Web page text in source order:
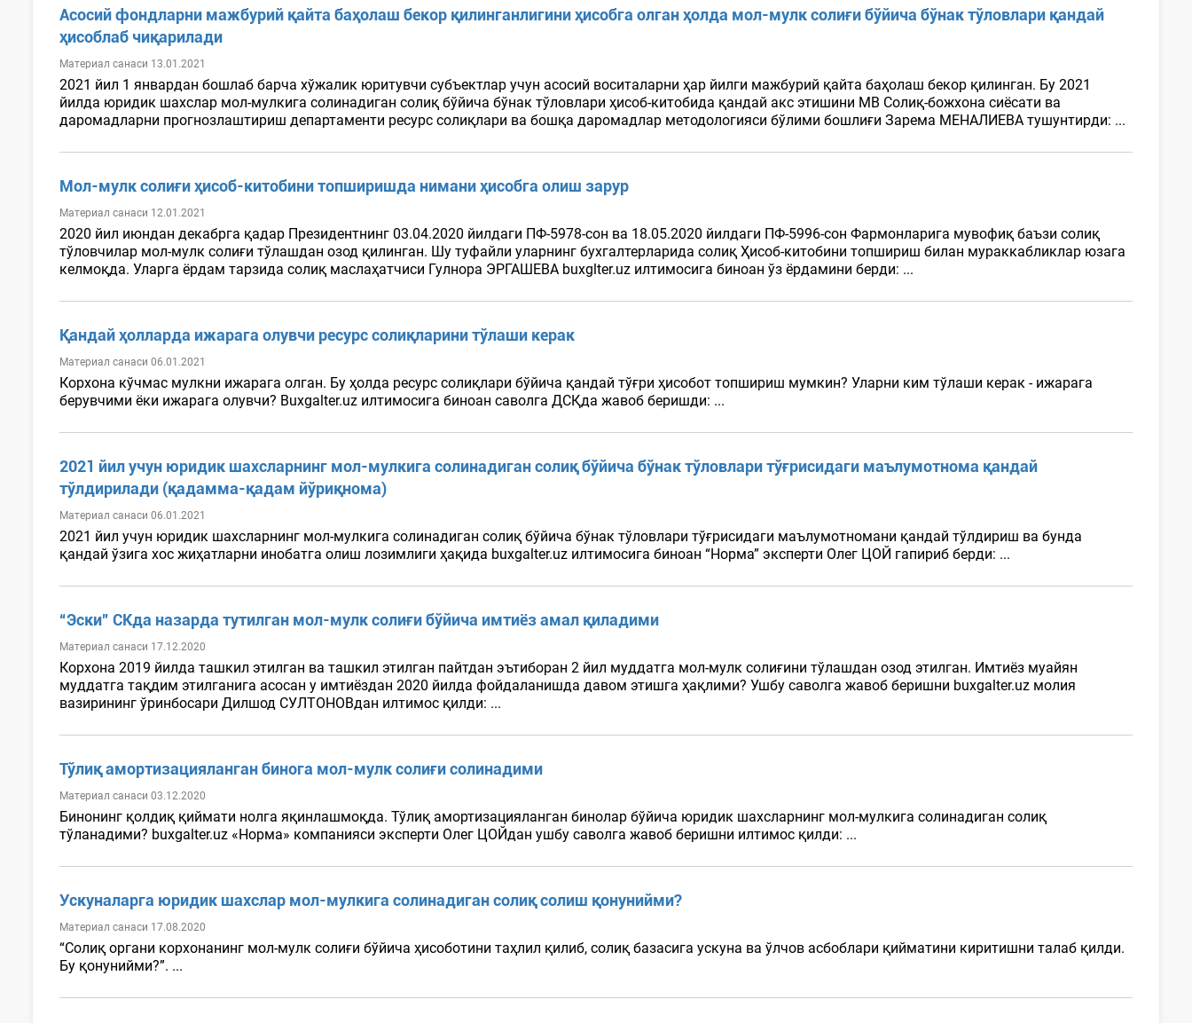
Асосий фондларни мажбурий қайта баҳолаш бекор қилинганлигини ҳисобга олган ҳолда мол-мулк солиғи бўйича бўнак тўловлари қандай
ҳисоблаб чиқарилади
Материал санаси 13.01.2021
2021 йил 1 январдан бошлаб барча хўжалик юритувчи субъектлар учун асосий воситаларни ҳар йилги мажбурий қайта баҳолаш бекор қилинган. Бу 2021
йилда юридик шахслар мол-мулкига солинадиган солиқ бўйича бўнак тўловлари ҳисоб-китобида қандай акс этишини МВ Солиқ-божхона сиёсати ва
даромадларни прогнозлаштириш департаменти ресурс солиқлари ва бошқа даромадлар методологияси бўлими бошлиғи Зарема МЕНАЛИЕВА тушунтирди: ...
Мол-мулк солиғи ҳисоб-китобини топширишда нимани ҳисобга олиш зарур
Материал санаси 12.01.2021
2020 йил июндан декабрга қадар Президентнинг 03.04.2020 йилдаги ПФ-5978-сон ва 18.05.2020 йилдаги ПФ-5996-сон Фармонларига мувофиқ баъзи солиқ
тўловчилар мол-мулк солиғи тўлашдан озод қилинган. Шу туфайли уларнинг бухгалтерларида солиқ Ҳисоб-китобини топшириш билан мураккабликлар юзага
келмоқда. Уларга ёрдам тарзида солиқ маслаҳатчиси Гулнора ЭРГАШЕВА buxglter.uz илтимосига биноан ўз ёрдамини берди: ...
Қандай ҳолларда ижарага олувчи ресурс солиқларини тўлаши керак
Материал санаси 06.01.2021
Корхона кўчмас мулкни ижарага олган. Бу ҳолда ресурс солиқлари бўйича қандай тўғри ҳисобот топшириш мумкин? Уларни ким тўлаши керак - ижарага
берувчими ёки ижарага олувчи? Buxgalter.uz илтимосига биноан саволга ДСҚда жавоб беришди: ...
2021 йил учун юридик шахсларнинг мол-мулкига солинадиган солиқ бўйича бўнак тўловлари тўғрисидаги маълумотнома қандай
тўлдирилади (қадамма-қадам йўриқнома)
Материал санаси 06.01.2021
2021 йил учун юридик шахсларнинг мол-мулкига солинадиган солиқ бўйича бўнак тўловлари тўғрисидаги маълумотномани қандай тўлдириш ва бунда
қандай ўзига хос жиҳатларни инобатга олиш лозимлиги ҳақида buxgalter.uz илтимосига биноан “Норма” эксперти Олег ЦОЙ гапириб берди: ...
“Эски” СКда назарда тутилган мол-мулк солиғи бўйича имтиёз амал қиладими
Материал санаси 17.12.2020
Корхона 2019 йилда ташкил этилган ва ташкил этилган пайтдан эътиборан 2 йил муддатга мол-мулк солиғини тўлашдан озод этилган. Имтиёз муайян
муддатга тақдим этилганига асосан у имтиёздан 2020 йилда фойдаланишда давом этишга ҳақлими? Ушбу саволга жавоб беришни buxgalter.uz молия
вазирининг ўринбосари Дилшод СУЛТОНОВдан илтимос қилди: ...
Тўлиқ амортизацияланган бинога мол-мулк солиғи солинадими
Материал санаси 03.12.2020
Бинонинг қолдиқ қиймати нолга яқинлашмоқда. Тўлиқ амортизацияланган бинолар бўйича юридик шахсларнинг мол-мулкига солинадиган солиқ
тўланадими? buxgalter.uz «Норма» компанияси эксперти Олег ЦОЙдан ушбу саволга жавоб беришни илтимос қилди: ...
Ускуналарга юридик шахслар мол-мулкига солинадиган солиқ солиш қонунийми?
Материал санаси 17.08.2020
“Солиқ органи корхонанинг мол-мулк солиғи бўйича ҳисоботини таҳлил қилиб, солиқ базасига ускуна ва ўлчов асбоблари қийматини киритишни талаб қилди.
Бу қонунийми?”. ...